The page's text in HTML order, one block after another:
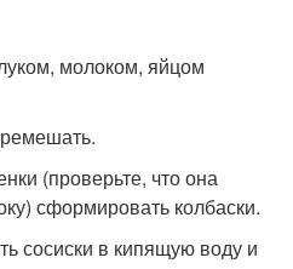
молоком, яйцом
(проверьте, что она
сформировать колбаски.
сосиски в кипящую воду и